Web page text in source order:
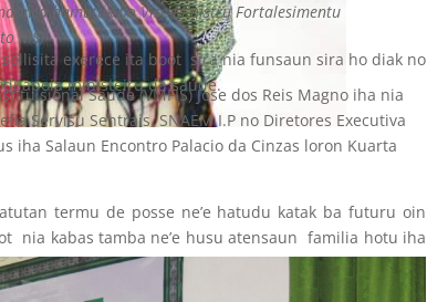
hamutuk ho Vise-Ministru Fortalesimentu
MS)
exerece ita boot sira nia funsaun sira ho diak no
apoia ministeiru da saúde.
Saude (VMFIS) Jose dos Reis Magno iha nia
Servisu Sentrais, SNAEM I.P no Diretores Executiva
iha Salaun Encontro Palacio da Cinzas loron Kuarta
termu de posse ne’e hatudu katak ba futuru oin
nia kabas tamba ne’e husu atensaun familia hotu iha
doque sira hela iha uma.